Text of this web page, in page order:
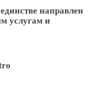
направлен
услугам и